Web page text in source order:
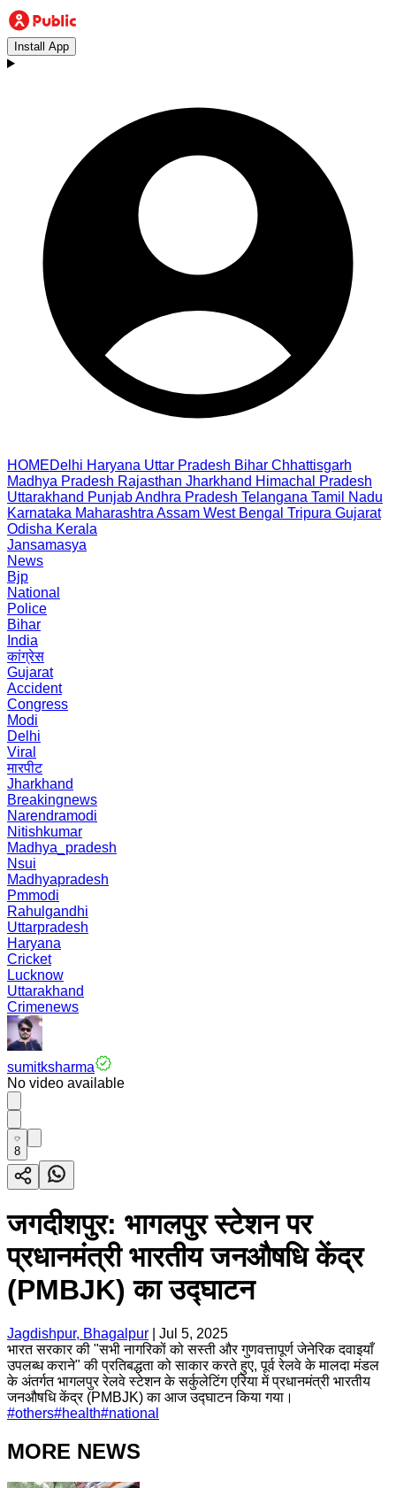
Install App
HOMEDelhi Haryana Uttar Pradesh Bihar Chhattisgarh
Madhya Pradesh Rajasthan Jharkhand Himachal Pradesh
Uttarakhand PunjabAndhra Pradesh Telangana Tamil Nadu
Karnataka Maharashtra Assam West Bengal Tripura Gujarat
Odisha Kerala
Jansamasya
News
Bjp
National
Police
Bihar
India
कांग्रेस
Gujarat
Accident
Congress
Modi
Delhi
Viral
मारपीट
Jharkhand
Breakingnews
Narendramodi
Nitishkumar
Madhya_pradesh
Nsui
Madhyapradesh
Pmmodi
Rahulgandhi
Uttarpradesh
Haryana
Cricket
Lucknow
Uttarakhand
Crimenews
sumitksharma
No video available
8
जगदीशपुर: भागलपुर स्टेशन पर
प्रधानमंत्री भारतीय जनऔषधि केंद्र
(PMBJK) का उद्घाटन
Jagdishpur, Bhagalpur
Jul 5, 2025
भारत सरकार की "सभी नागरिकों को सस्ती और गुणवत्तापूर्ण जेनेरिक दवाइयाँ
उपलब्ध कराने" की प्रतिबद्धता को साकार करते हुए, पूर्व रेलवे के मालदा मंडल
के अंतर्गत भागलपुर रेलवे स्टेशन के सर्कुलेटिंग एरिया में प्रधानमंत्री भारतीय
जनऔषधि केंद्र (PMBJK) का आज उद्घाटन किया गया।
#others#health#national
MORE NEWS